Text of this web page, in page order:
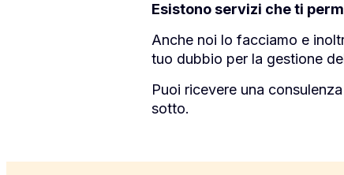
Esistono servizi che ti
Anche noi lo facciamo e
tuo dubbio per la gestione
Puoi ricevere una
sotto.